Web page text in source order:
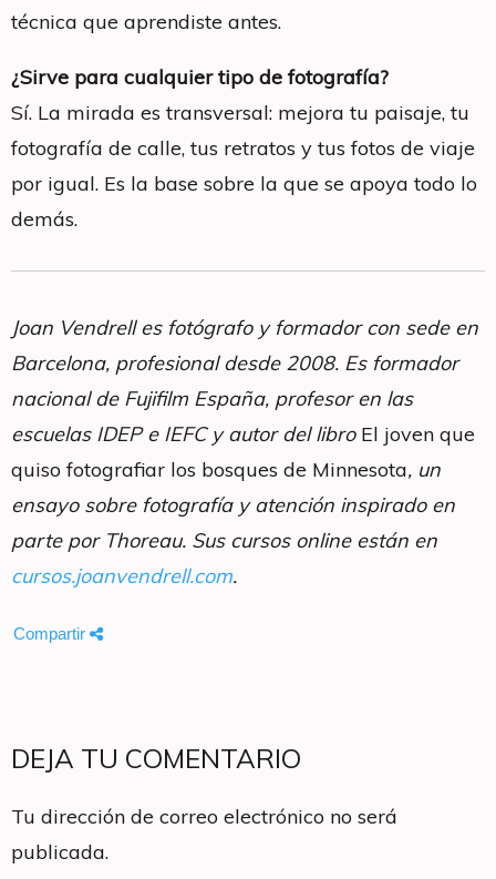
técnica que aprendiste antes.
¿Sirve para cualquier tipo de fotografía?
Sí. La mirada es transversal: mejora tu paisaje, tu
fotografía de calle, tus retratos y tus fotos de viaje
por igual. Es la base sobre la que se apoya todo lo
demás.
Joan Vendrell es fotógrafo y formador con sede en
Barcelona, profesional desde 2008. Es formador
nacional de Fujifilm España, profesor en las
escuelas IDEP e IEFC y autor del libroEl joven que
quiso fotografiar los bosques de Minnesota, un
ensayo sobre fotografía y atención inspirado en
parte por Thoreau. Sus cursos online están en
cursos.joanvendrell.com.
Compartir
DEJA TU COMENTARIO
Tu dirección de correo electrónico no será
publicada.